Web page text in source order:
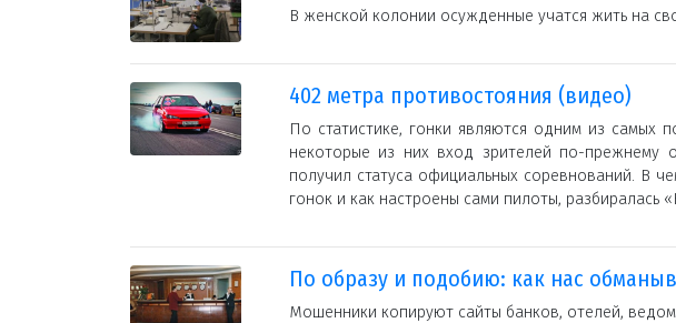
В женской колонии осужденные учатся жить на
402 метра противостояния (видео)
По статистике, гонки являются одним из самых
некоторые из них вход зрителей по-прежнему
получил статуса официальных соревнований. В
гонок и как настроены сами пилоты, разбиралась
По образу и подобию: как нас
Мошенники копируют сайты банков, отелей,